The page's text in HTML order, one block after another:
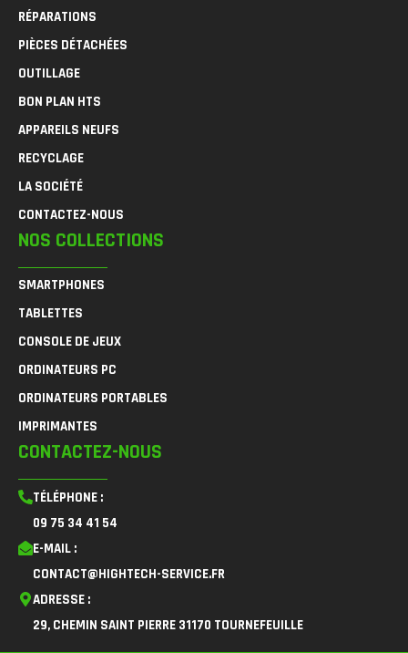
RÉPARATIONS
PIÈCES DÉTACHÉES
OUTILLAGE
BON PLAN HTS
APPAREILS NEUFS
RECYCLAGE
LA SOCIÉTÉ
CONTACTEZ-NOUS
NOS COLLECTIONS
SMARTPHONES
TABLETTES
CONSOLE DE JEUX
ORDINATEURS PC
ORDINATEURS PORTABLES
IMPRIMANTES
CONTACTEZ-NOUS
TÉLÉPHONE :
09 75 34 41 54
E-MAIL :
CONTACT@HIGHTECH-SERVICE.FR
ADRESSE :
29, CHEMIN SAINT PIERRE 31170 TOURNEFEUILLE